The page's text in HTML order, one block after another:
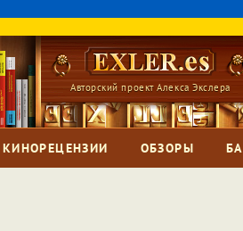
Авторский проект Алекса Экслера
КИНОРЕЦЕНЗИИ ОБЗОРЫ